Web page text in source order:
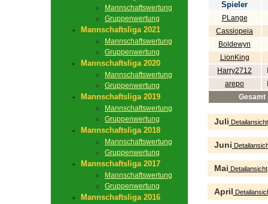
Mannschaftswertung
Gruppenwertung
Mannschaftsliga 2021
Mannschaftswertung
Gruppenwertung
Mannschaftsliga 2020
Mannschaftswertung
Gruppenwertung
Mannschaftsliga 2019
Mannschaftswertung
Gruppenwertung
Mannschaftsliga 2018
Mannschaftswertung
Gruppenwertung
Mannschaftsliga 2017
Mannschaftswertung
Gruppenwertung
Mannschaftsliga 2016
Spieler
PLange
Cassiopeia
Boldewyn
LionKing
Harry2712
arepo
Gesamt
Juli Detailansicht
Juni
Mai Detailansicht
April